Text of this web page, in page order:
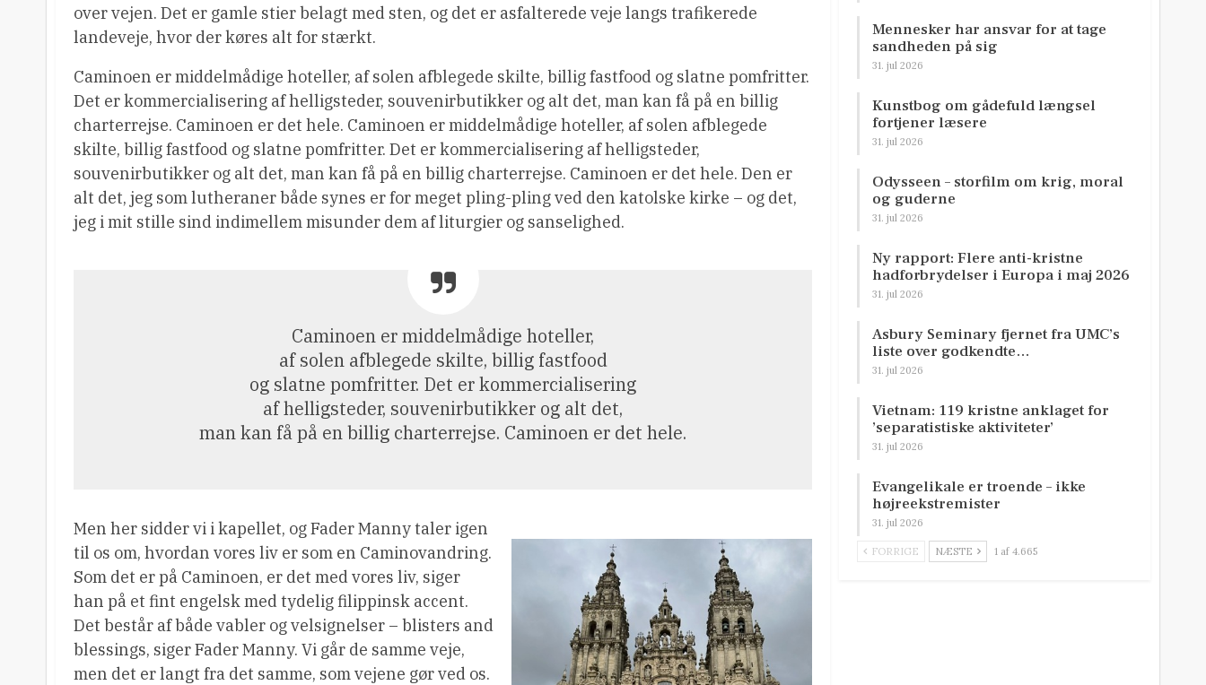
over vejen. Det er gamle stier belagt med sten, og det er asfalterede veje langs trafikerede
landeveje, hvor der køres alt for stærkt.
Caminoen er middelmådige hoteller, af solen afblegede skilte, billig fastfood og slatne pomfritter.
Det er kommercialisering af helligsteder, souvenirbutikker og alt det, man kan få på en billig
charterrejse. Caminoen er det hele. Caminoen er middelmådige hoteller, af solen afblegede
skilte, billig fastfood og slatne pomfritter. Det er kommercialisering af helligsteder,
souvenirbutikker og alt det, man kan få på en billig charterrejse. Caminoen er det hele. Den er
alt det, jeg som lutheraner både synes er for meget pling-pling ved den katolske kirke – og det,
jeg i mit stille sind indimellem misunder dem af liturgier og sanselighed.
Caminoen er middelmådige hoteller,
af solen afblegede skilte, billig fastfood
og slatne pomfritter. Det er kommercialisering
af helligsteder, souvenirbutikker og alt det,
man kan få på en billig charterrejse. Caminoen er det hele.
Men her sidder vi i kapellet, og Fader Manny taler igen
til os om, hvordan vores liv er som en Caminovandring.
Som det er på Caminoen, er det med vores liv, siger
han på et fint engelsk med tydelig filippinsk accent.
Det består af både vabler og velsignelser – blisters and
blessings, siger Fader Manny. Vi går de samme veje,
men det er langt fra det samme, som vejene gør ved os.
Mennesker har ansvar for at tage
sandheden på sig
31. jul 2026
Kunstbog om gådefuld længsel
fortjener læsere
31. jul 2026
Odysseen – storfilm om krig, moral
og guderne
31. jul 2026
Ny rapport: Flere anti-kristne
hadforbrydelser i Europa i maj 2026
31. jul 2026
Asbury Seminary fjernet fra UMC’s
liste over godkendte…
31. jul 2026
Vietnam: 119 kristne anklaget for
’separatistiske aktiviteter’
31. jul 2026
Evangelikale er troende – ikke
højreekstremister
31. jul 2026
FORRIGE NÆSTE 1 af 4.665